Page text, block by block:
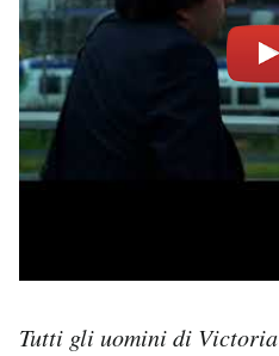
Tutti gli uomini di Victoria